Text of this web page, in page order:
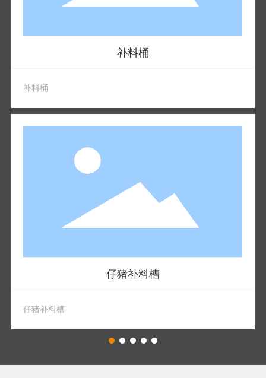
补料桶
补料桶
仔猪补料槽
仔猪补料槽